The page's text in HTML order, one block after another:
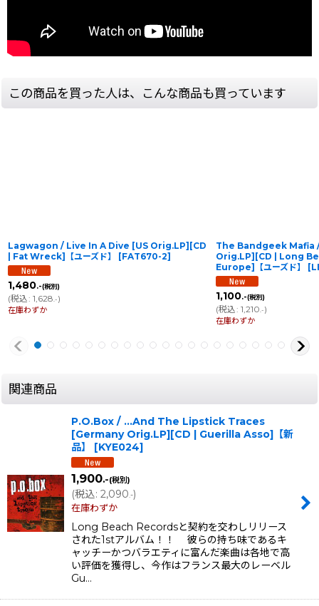
この商品を買った人は、こんな商品も買っています
Lagwagon / Live In A Dive [US Orig.LP][CD
| Fat Wreck]【ユーズド】
[FAT670-2]
1,480.-(税別)
(税込: 1,628 .-)
在庫わずか
The Bandgeek Mafia
Orig.LP][CD | Long
Europe]【ユーズド】
[
1,100.-(税別)
(税込: 1,210 .-)
在庫わずか
関連商品
P.O.Box / ...And The Lipstick Traces
[Germany Orig.LP][CD | Guerilla Asso]【新
品】
[KYE024]
1,900.-(税別)
(税込: 2,090.-)
在庫わずか
Long Beach Recordsと契約を交わしリリース
された1stアルバム！！ 彼らの持ち味であるキ
ャッチーかつバラエティに富んだ楽曲は各地で高
い評価を獲得し、今作はフランス最大のレーベル
Gu…